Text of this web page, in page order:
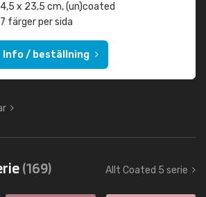
4,5 x 23,5 cm, (un)coated
7 färger per sida
Info / beställning
(169) Allt Coated 5 serie